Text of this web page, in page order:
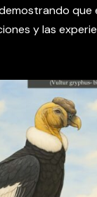
que
y las